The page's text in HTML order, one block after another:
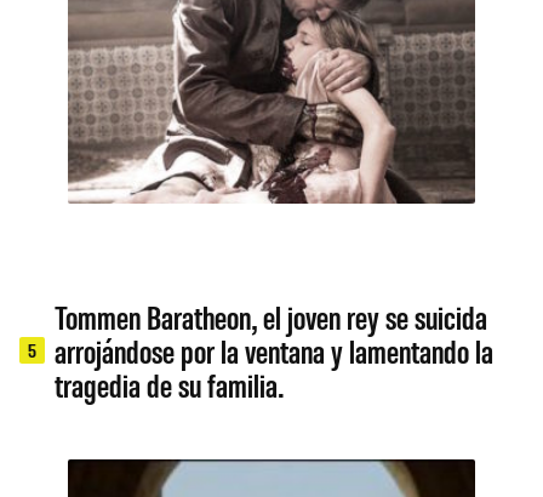
5
Tommen Baratheon, el joven rey se suicida
arrojándose por la ventana y lamentando la
tragedia de su familia.